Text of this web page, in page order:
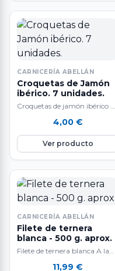
CARNICERÍA ABELLÁN
Croquetas de Jamón
ibérico. 7 unidades.
Croquetas de jamón ibérico A
unidades. Crujientes croquetas
elaboradas…
4,00 €
Ver producto
CARNICERÍA ABELLÁN
Filete de ternera
blanca - 500 g. aprox.
Filete de ternera blanca A la
11,99 €